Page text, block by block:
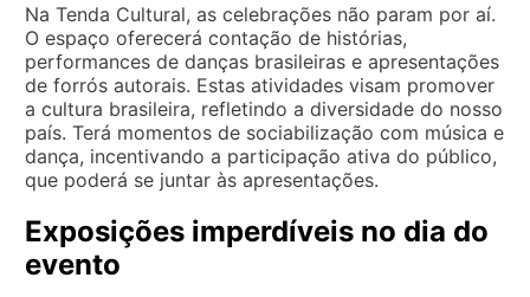
Na Tenda Cultural, as celebrações não param por aí.
O espaço oferecerá contação de histórias,
performances de danças brasileiras e apresentações
de forrós autorais. Estas atividades visam promover
a cultura brasileira, refletindo a diversidade do nosso
país. Terá momentos de sociabilização com música e
dança, incentivando a participação ativa do público,
que poderá se juntar às apresentações.
Exposições imperdíveis no dia do
evento